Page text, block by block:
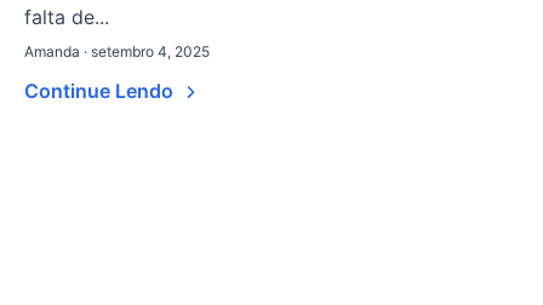
falta de...
Amanda · setembro 4, 2025
Continue Lendo